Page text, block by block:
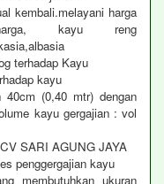
kembali.melayani harga
kayu reng
terhadap Kayu
kayu
(0,40 mtr) dengan
kayu gergajian : vol
SARI AGUNG JAYA
penggergajian kayu
membutuhkan ukuran